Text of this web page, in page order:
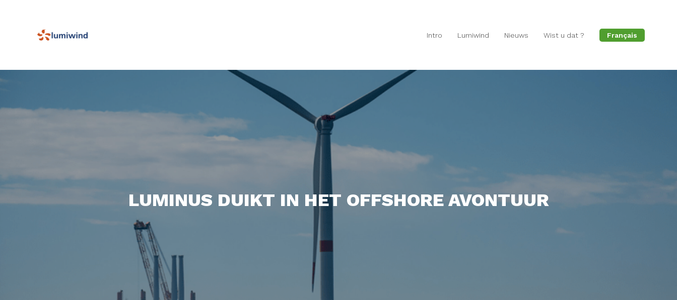
Intro Lumiwind Nieuws Wist u dat ? Français
LUMINUS DUIKT IN HET OFFSHORE AVONTUUR